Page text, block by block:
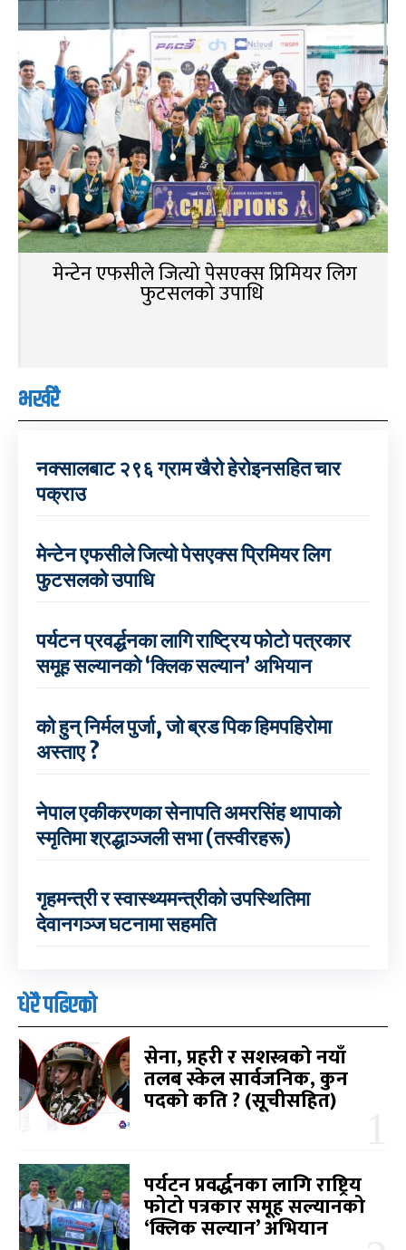
मेन्टेन एफसीले जित्यो पेसएक्स प्रिमियर लिग
फुटसलको उपाधि
भर्खरै
नक्सालबाट २९६ ग्राम खैरो हेरोइनसहित चार
पक्राउ
मेन्टेन एफसीले जित्यो पेसएक्स प्रिमियर लिग
फुटसलको उपाधि
पर्यटन प्रवर्द्धनका लागि राष्ट्रिय फोटो पत्रकार
समूह सल्यानको ‘क्लिक सल्यान’ अभियान
को हुन् निर्मल पुर्जा, जो ब्रड पिक हिमपहिरोमा
अस्ताए ?
नेपाल एकीकरणका सेनापति अमरसिंह थापाको
स्मृतिमा श्रद्धाञ्जली सभा (तस्वीरहरू)
गृहमन्त्री र स्वास्थ्यमन्त्रीको उपस्थितिमा
देवानगञ्ज घटनामा सहमति
धेरै पढिएको
सेना, प्रहरी र सशस्त्रको नयाँ
तलब स्केल सार्वजनिक, कुन
पदको कति ? (सूचीसहित)
पर्यटन प्रवर्द्धनका लागि राष्ट्रिय
फोटो पत्रकार समूह सल्यानको
‘क्लिक सल्यान’ अभियान